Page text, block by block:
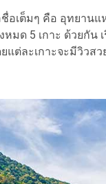
เต็มๆ คือ อุทยานแ
มด 5 เกาะ ด้วยกัน
แต่ละเกาะจะมีวิวส